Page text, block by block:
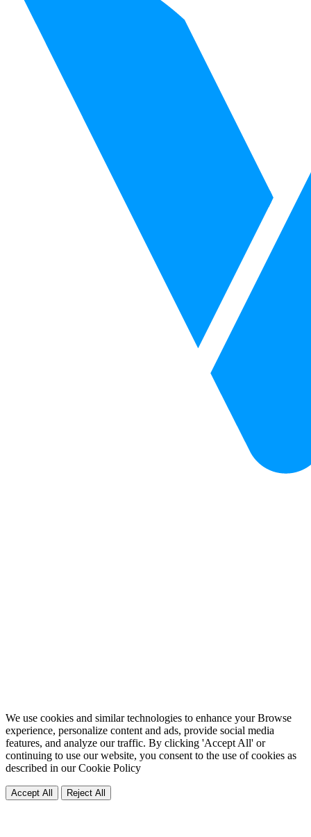
We use cookies and similar technologies to enhance your Browse
experience, personalize content and ads, provide social media
features, and analyze our traffic. By clicking 'Accept All' or
continuing to use our website, you consent to the use of cookies as
described in ourCookie Policy
Accept All Reject All